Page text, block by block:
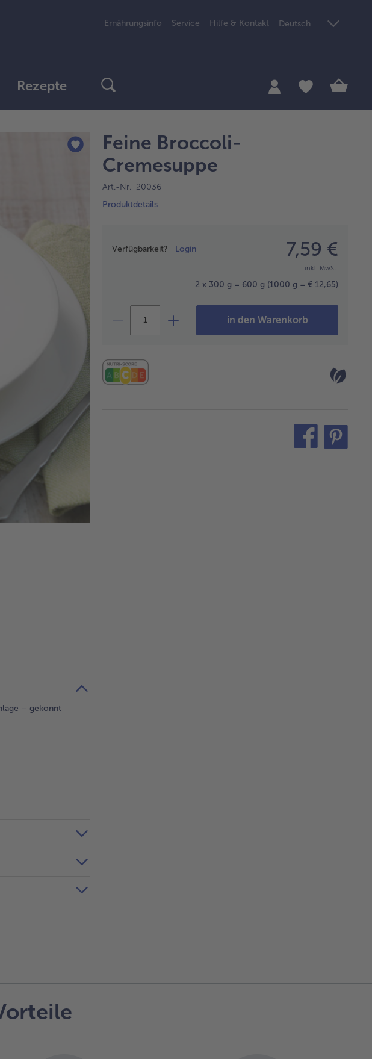
Ernährungsinfo Service Hilfe & Kontakt Deutsch
Rezepte
Feine Broccoli-
Cremesuppe
Art.-Nr. 20036
Produktdetails
Verfügbarkeit? Login 7,59 €
inkl. MwSt.
2 x 300 g = 600 g (1000 g = € 12,65)
in den Warenkorb
teilen
– gekonnt